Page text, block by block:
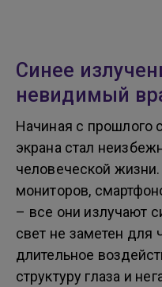
Синее
невидимый
Начиная с прошлого
экрана стал
человеческой
мониторов,
– все они излучают
свет не заметен для
длительное
структуру глаза и